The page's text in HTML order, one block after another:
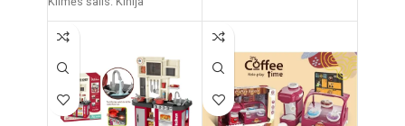
x 27 cm
Produkto išmatavimai: 24,5 x
26 x 15,5 cm
Produkto medžiaga: plastikas
nuo 3 metų